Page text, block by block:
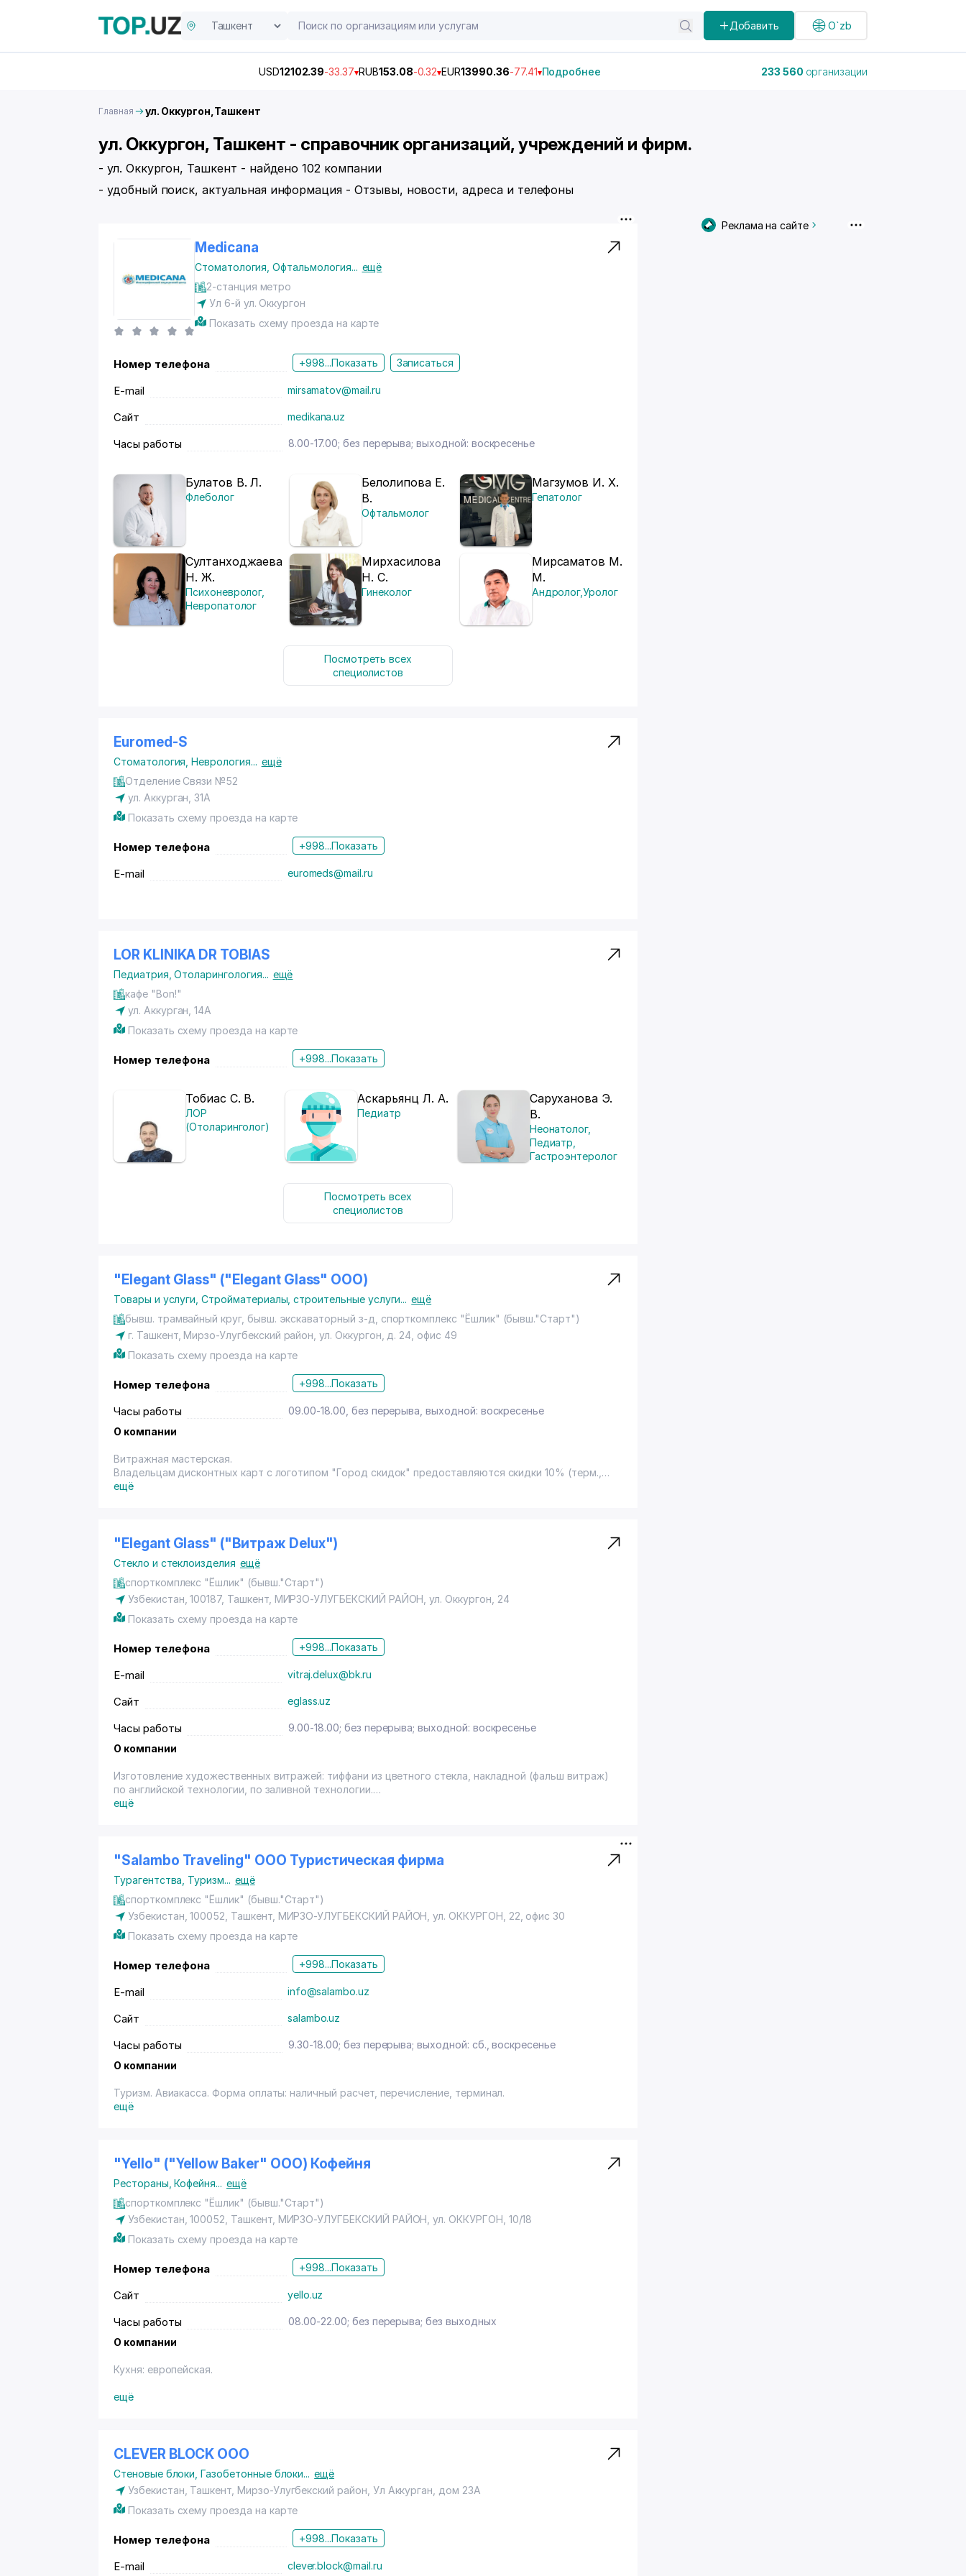
Добавить O`zb
USD12102.39-33.37 RUB153.08-0.32 EUR13990.36-77.41 Подробнее 233 560 организации
Главная ул. Оккургон,Ташкент
ул. Оккургон, Ташкент - справочник организаций, учреждений и фирм.
- ул. Оккургон, Ташкент - найдено 102 компании
- удобный поиск, актуальная информация - Отзывы, новости, адреса и телефоны
Medicana
Стоматология ,Офтальмология... ещё
2-станция метро
Ул 6-й ул. Оккургон
Показать схему проезда на карте
Номер телефона +998...Показать Записаться
E-mail mirsamatov@mail.ru
Сайт medikana.uz
Часы работы 8.00-17.00; без перерыва; выходной: воскресенье
Булатов В. Л.
Флеболог
Белолипова Е.
В.
Офтальмолог
Магзумов И. Х.
Гепатолог
Султанходжаева
Н. Ж.
Психоневролог,
Невропатолог
Мирхасилова
Н. С.
Гинеколог
Мирсаматов М.
М.
Андролог,Уролог
Посмотреть всех
специолистов
Euromed-S
Стоматология ,Неврология... ещё
Отделение Связи №52
ул. Аккурган, 31А
Показать схему проезда на карте
Номер телефона +998...Показать
E-mail euromeds@mail.ru
LOR KLINIKA DR TOBIAS
Педиатрия ,Отоларингология... ещё
кафе "Bon!"
ул. Аккурган, 14А
Показать схему проезда на карте
Номер телефона +998...Показать
Тобиас С. В.
ЛОР
(Отоларинголог)
Аскарьянц Л. А.
Педиатр
Саруханова Э.
В.
Неонатолог,
Педиатр
Гастроэнтеролог
Посмотреть всех
специолистов
"Elegant Glass" ("Elegant Glass" ООО)
Товары и услуги ,Стройматериалы, строительные услуги... ещё
бывш. трамвайный круг, бывш. экскаваторный з-д, спорткомплекс "Ёшлик" (бывш."Старт")
г. Ташкент, Мирзо-Улугбекский район ,ул. Оккургон , д. 24, офис 49
Показать схему проезда на карте
Номер телефона +998...Показать
Часы работы
09.00-18.00, без перерыва, выходной: воскресенье
О компании
Витражная мастерская.
Владельцам дисконтных карт с логотипом "Город скидок" предоставляются скидки 10% (терм.,
нал., переч.)на изготовление художественных стекол (витражей)
ещё
"Elegant Glass" ("Витраж Delux")
Стекло и стеклоизделия ещё
спорткомплекс "Ёшлик" (бывш."Старт")
Узбекистан, 100187, Ташкент, МИРЗО-УЛУГБЕКСКИЙ РАЙОН ,ул. Оккургон , 24
Показать схему проезда на карте
Номер телефона +998...Показать
E-mail vitraj.delux@bk.ru
Сайт eglass.uz
Часы работы
9.00-18.00; без перерыва; выходной: воскресенье
О компании
Изготовление художественных витражей: тиффани из цветного стекла, накладной (фальш витраж)
по английской технологии, по заливной технологии.
УФ-печать на все виды материалов
ещё
"Salambo Traveling" OOO Туристическая фирма
Турагентства Туризм... ещё
спорткомплекс "Ёшлик" (бывш."Старт")
Узбекистан, 100052, Ташкент, МИРЗО-УЛУГБЕКСКИЙ РАЙОН , ул. ОККУРГОН, 22, офис 30
Показать схему проезда на карте
Номер телефона +998...Показать
E-mail info@salambo.uz
Сайт salambo.uz
Часы работы
9.30-18.00; без перерыва; выходной: сб., воскресенье
О компании
Туризм. Авиакасса. Форма оплаты: наличный расчет, перечисление, терминал.
ещё
"Yello" ("Yellow Baker" ООО) Кофейня
Рестораны ,Кофейня... ещё
спорткомплекс "Ёшлик" (бывш."Старт")
Узбекистан, 100052, Ташкент, МИРЗО-УЛУГБЕКСКИЙ РАЙОН , ул. ОККУРГОН, 10/18
Показать схему проезда на карте
Номер телефона +998...Показать
Сайт yello.uz
Часы работы
08.00-22.00; без перерыва; без выходных
О компании
Кухня: европейская.
Владельцам дисконтных карт с логотипом "Город Скидок" предоставляется cкидка в размере
ещё
CLEVER BLOCK ООО
Стеновые блоки ,Газобетонные блоки... ещё
Узбекистан, Ташкент, Мирзо-Улугбекский район , Ул Аккурган, дом 23А
Показать схему проезда на карте
Номер телефона +998...Показать
E-mail clever.block@mail.ru
Реклама на сайте